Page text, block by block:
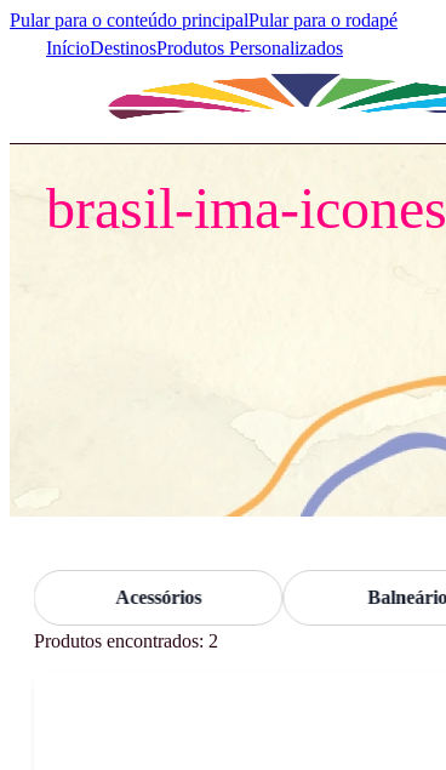
Pular para o conteúdo principalPular para o rodapé
InícioDestinosProdutos Personalizados
brasil-ima-icones
brasil-ima-icones
Acessórios Balneário
Produtos encontrados: 2